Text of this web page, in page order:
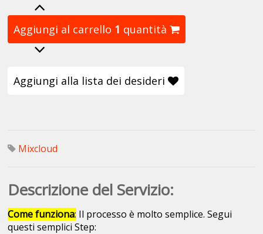
Aggiungi al carrello 1 quantità
Aggiungi alla lista dei desideri
Mixcloud
Descrizione del Servizio:
Come funziona: Il processo è molto semplice. Segui
questi semplici Step: